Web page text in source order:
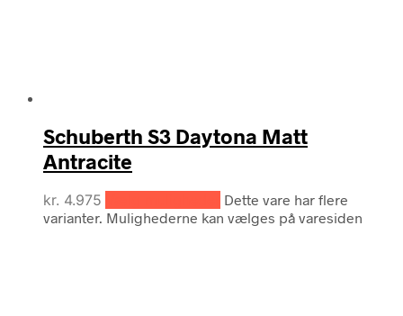
Schuberth S3 Daytona Matt
Antracite
kr. 4.975
Dette vare har flere
varianter. Mulighederne kan vælges på varesiden